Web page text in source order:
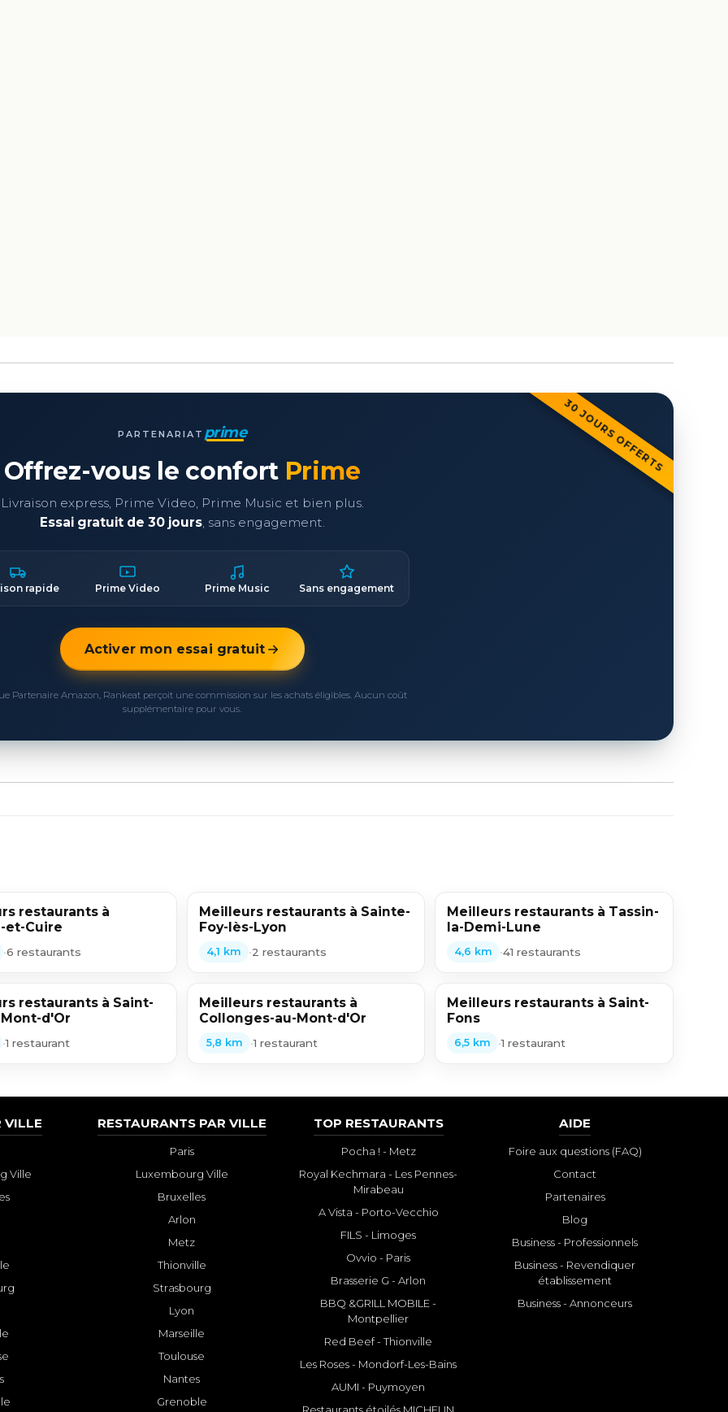
30 JOURS OFFERTS
PARTENARIAT prime
Offrez-vous le confort Prime
Livraison express, Prime Video, Prime Music et bien plus.
Essai gratuit de 30 jours, sans engagement.
rapide Prime Video Prime Music Sans engagement
Activer mon essai gratuit
Partenaire Amazon, Rankeat perçoit une commission sur les achats éligibles. Aucun coût
supplémentaire pour vous.
restaurants à
et-Cuire
•6 restaurants
Meilleurs restaurants à Sainte-
Foy-lès-Lyon
4,1 km •2 restaurants
Meilleurs restaurants à Tassin-
la-Demi-Lune
4,6 km •41 restaurants
restaurants à Saint-
d'Or
•1 restaurant
Meilleurs restaurants à
Collonges-au-Mont-d'Or
5,8 km •1 restaurant
Meilleurs restaurants à Saint-
Fons
6,5 km •1 restaurant
VILLE
Ville
RESTAURANTS PAR VILLE
Paris
Luxembourg Ville
Bruxelles
Arlon
Metz
Thionville
Strasbourg
Lyon
Marseille
Toulouse
Nantes
Grenoble
TOP RESTAURANTS
Pocha ! - Metz
Royal Kechmara - Les Pennes-
Mirabeau
A Vista - Porto-Vecchio
FILS - Limoges
Ovvio - Paris
Brasserie G - Arlon
BBQ &GRILL MOBILE -
Montpellier
Red Beef - Thionville
Les Roses - Mondorf-Les-Bains
AUMI - Puymoyen
AIDE
Foire aux questions (FAQ)
Contact
Partenaires
Blog
Business - Professionnels
Business - Revendiquer
établissement
Business - Annonceurs